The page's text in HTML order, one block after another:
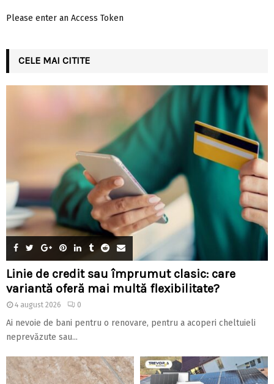
Please enter an Access Token
CELE MAI CITITE
Linie de credit sau împrumut clasic: care
variantă oferă mai multă flexibilitate?
4 august 2026 0
Ai nevoie de bani pentru o renovare, pentru a acoperi cheltuieli
neprevăzute sau...